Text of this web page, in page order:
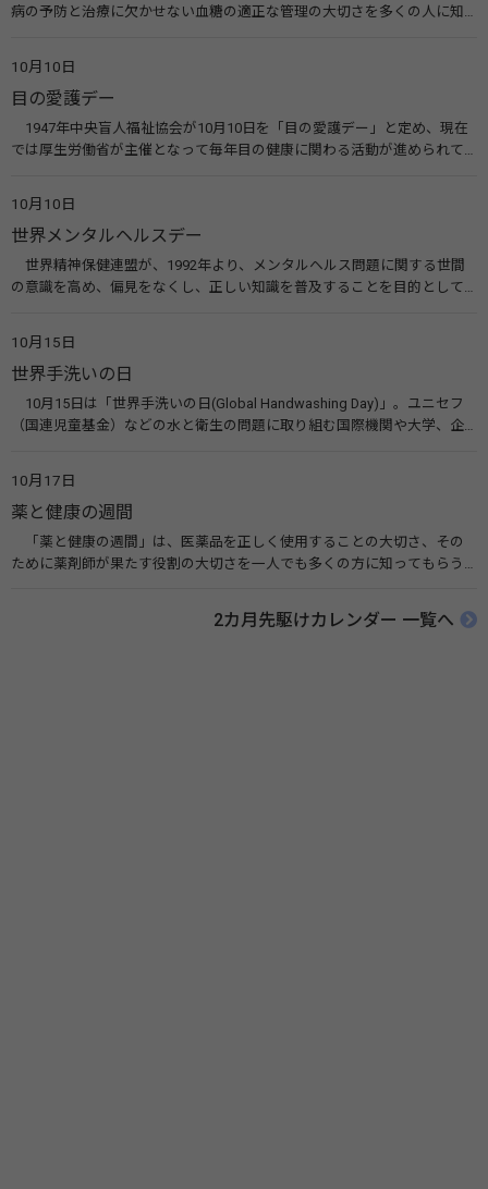
病の予防と治療に欠かせない血糖の適正な管理の大切さを多くの人に知
療研究会） 糖尿病ネットワーク
10月10日
目の愛護デー
1947年中央盲人福祉協会が10月10日を「目の愛護デー」と定め、現在
では厚生労働省が主催となって毎年目の健康に関わる活動が進められて
会）
10月10日
世界メンタルヘルスデー
世界精神保健連盟が、1992年より、メンタルヘルス問題に関する世間
の意識を高め、偏見をなくし、正しい知識を普及することを目的として、
す。 関連リンク 世界メンタルヘルスデー（厚生労働省） 働く人のメンタ
ルヘルス・ポータルサイト「こころの耳」（厚生労働省）
10月15日
世界手洗いの日
10月15日は「世界手洗いの日(Global Handwashing Day)」。ユニセフ
（国連児童基金）などの水と衛生の問題に取り組む国際機関や大学、企
10月17日
薬と健康の週間
「薬と健康の週間」は、医薬品を正しく使用することの大切さ、その
ために薬剤師が果たす役割の大切さを一人でも多くの方に知ってもらう
伝えたい！薬との付き合い方」（保健指導リソースガイド）
2カ月先駆けカレンダー 一覧へ